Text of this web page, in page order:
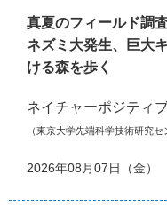
真夏のフィールド調
ネズミ大発生、巨大
ける森を歩く
ネイチャーポジティ
（東京大学先端科学技術研究
2026年08月07日（金）